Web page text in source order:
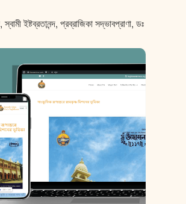
ইষ্টব্রতানন্দ, প্রব্রাজিকা সদ্ভাবপ্রাণা, ডঃ